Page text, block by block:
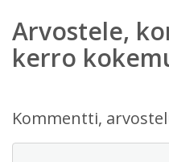
Arvostele,
kerro
Kommentti,